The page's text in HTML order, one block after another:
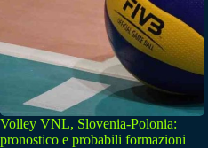
Volley VNL, Slovenia-Polonia:
pronostico e probabili formazioni